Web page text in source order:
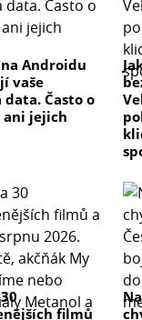
Androidu
vaše
data. Často o
jejich
filmů